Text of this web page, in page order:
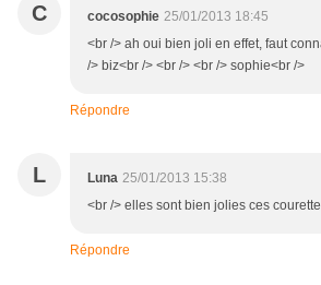
C cocosophie 25/01/2013 18:45
<br /> ah oui bien joli en effet, faut
/> biz<br /> <br /> <br /> sophie<br />
Répondre
L Luna 25/01/2013 15:38
<br /> elles sont bien jolies ces
Répondre